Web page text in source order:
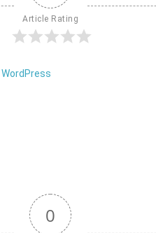
Article Rating
WordPress
0